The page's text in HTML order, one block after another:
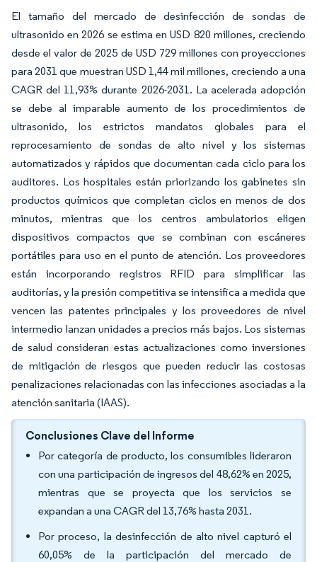
El tamaño del mercado de desinfección de sondas de
ultrasonido en 2026 se estima en USD 820 millones, creciendo
desde el valor de 2025 de USD 729 millones con proyecciones
para 2031 que muestran USD 1,44 mil millones, creciendo a una
CAGR del 11,93% durante 2026-2031. La acelerada adopción
se debe al imparable aumento de los procedimientos de
ultrasonido, los estrictos mandatos globales para el
reprocesamiento de sondas de alto nivel y los sistemas
automatizados y rápidos que documentan cada ciclo para los
auditores. Los hospitales están priorizando los gabinetes sin
productos químicos que completan ciclos en menos de dos
minutos, mientras que los centros ambulatorios eligen
dispositivos compactos que se combinan con escáneres
portátiles para uso en el punto de atención. Los proveedores
están incorporando registros RFID para simplificar las
auditorías, y la presión competitiva se intensifica a medida que
vencen las patentes principales y los proveedores de nivel
intermedio lanzan unidades a precios más bajos. Los sistemas
de salud consideran estas actualizaciones como inversiones
de mitigación de riesgos que pueden reducir las costosas
penalizaciones relacionadas con las infecciones asociadas a la
atención sanitaria (IAAS).
Conclusiones Clave del Informe
Por categoría de producto, los consumibles lideraron
con una participación de ingresos del 48,62% en 2025,
mientras que se proyecta que los servicios se
expandan a una CAGR del 13,76% hasta 2031.
Por proceso, la desinfección de alto nivel capturó el
60,05% de la participación del mercado de